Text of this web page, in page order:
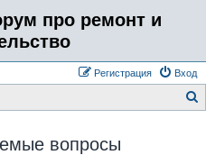
про ремонт и
Вход
Регистрация
вопросы